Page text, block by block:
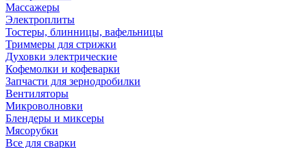
Массажеры
Электроплиты
Тостеры, блинницы, вафельницы
Триммеры для стрижки
Духовки электрические
Кофемолки и кофеварки
Запчасти для зернодробилки
Вентиляторы
Микроволновки
Блендеры и миксеры
Мясорубки
Все для сварки